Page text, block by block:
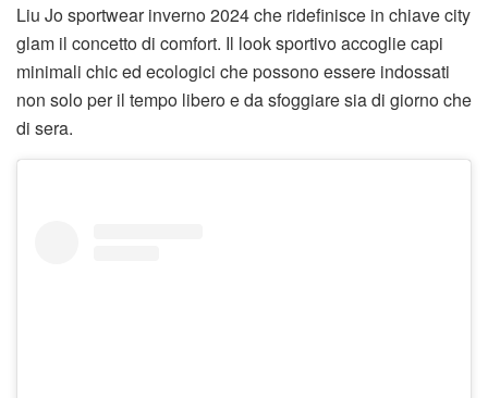
Liu Jo sportwear inverno 2024 che ridefinisce in chiave city
glam il concetto di comfort. Il look sportivo accoglie capi
minimali chic ed ecologici che possono essere indossati
non solo per il tempo libero e da sfoggiare sia di giorno che
di sera.